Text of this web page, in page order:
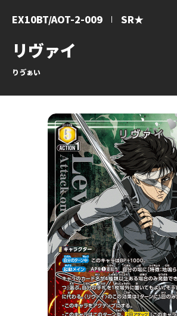
リヴァイ
りゔぁい
EX10BT/AOT-2-009 SR★